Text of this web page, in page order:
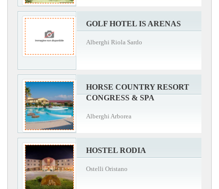
GOLF HOTEL IS ARENAS
Alberghi Riola Sardo
HORSE COUNTRY RESORT
CONGRESS & SPA
Alberghi Arborea
HOSTEL RODIA
Ostelli Oristano